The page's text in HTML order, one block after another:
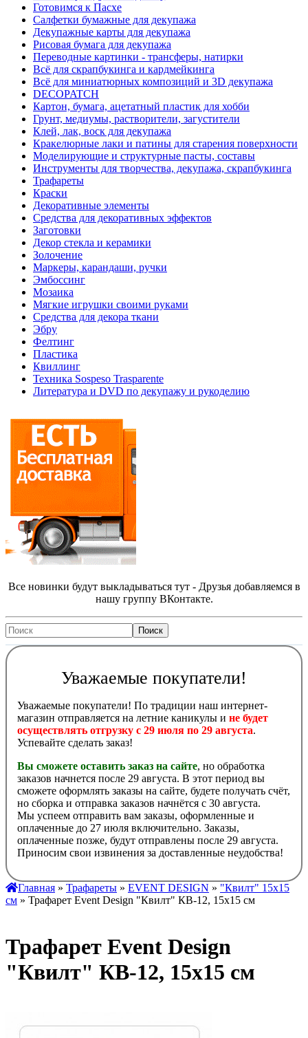
Готовимся к Пасхе
Салфетки бумажные для декупажа
Декупажные карты для декупажа
Рисовая бумага для декупажа
Переводные картинки - трансферы, натирки
Всё для скрапбукинга и кардмейкинга
Всё для миниатюрных композиций и 3D декупажа
DECOPATCH
Картон, бумага, ацетатный пластик для хобби
Грунт, медиумы, растворители, загустители
Клей, лак, воск для декупажа
Кракелюрные лаки и патины для старения поверхности
Моделирующие и структурные пасты, составы
Инструменты для творчества, декупажа, скрапбукинга
Трафареты
Краски
Декоративные элементы
Средства для декоративных эффектов
Заготовки
Декор стекла и керамики
Золочение
Маркеры, карандаши, ручки
Эмбоссинг
Мозаика
Мягкие игрушки своими руками
Средства для декора ткани
Эбру
Фелтинг
Пластика
Квиллинг
Техника Sospeso Trasparente
Литература и DVD по декупажу и рукоделию
Все новинки будут выкладываться тут - Друзья добавляемся в
нашу группу ВКонтакте.
Уважаемые покупатели!
Уважаемые покупатели! По традиции наш интернет-
магазин отправляется на летние каникулы и не будет
осуществлять отгрузку с 29 июля по 29 августа.
Успевайте сделать заказ!
Вы сможете оставить заказ на сайте, но обработка
заказов начнется после 29 августа. В этот период вы
сможете оформлять заказы на сайте, будете получать счёт,
но сборка и отправка заказов начнётся с 30 августа.
Мы успеем отправить вам заказы, оформленные и
оплаченные до 27 июля включительно. Заказы,
оплаченные позже, будут отправлены после 29 августа.
Приносим свои извинения за доставленные неудобства!
Главная » Трафареты » EVENT DESIGN » "Квилт" 15х15
см » Трафарет Event Design "Квилт" КВ-12, 15х15 см
Трафарет Event Design
"Квилт" КВ-12, 15х15 см